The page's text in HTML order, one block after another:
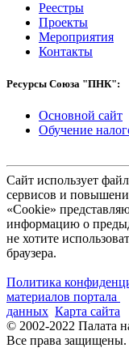
Реестры
Проекты
Мероприятия
Контакты
Ресурсы Союза "ПНК":
Основной сайт
Обучение
Сайт использует
сервисов и
«Cookie»
информацию о
не хотите
браузера.
Политика
материалов портала
данных Карта сайта
© 2002-2022 Палата
Все права защищены.